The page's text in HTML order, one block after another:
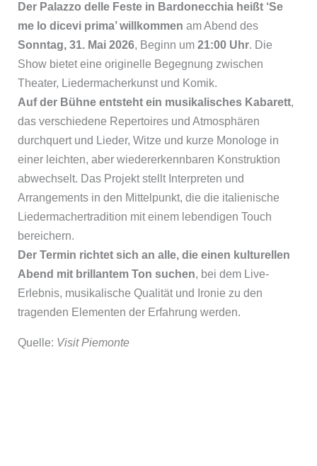
Der Palazzo delle Feste in Bardonecchia heißt ‘Se
me lo dicevi prima’ willkommen am Abend des
Sonntag, 31. Mai 2026, Beginn um 21:00 Uhr. Die
Show bietet eine originelle Begegnung zwischen
Theater, Liedermacherkunst und Komik.
Auf der Bühne entsteht ein musikalisches Kabarett,
das verschiedene Repertoires und Atmosphären
durchquert und Lieder, Witze und kurze Monologe in
einer leichten, aber wiedererkennbaren Konstruktion
abwechselt. Das Projekt stellt Interpreten und
Arrangements in den Mittelpunkt, die die italienische
Liedermachertradition mit einem lebendigen Touch
bereichern.
Der Termin richtet sich an alle, die einen kulturellen
Abend mit brillantem Ton suchen, bei dem Live-
Erlebnis, musikalische Qualität und Ironie zu den
tragenden Elementen der Erfahrung werden.
Quelle: Visit Piemonte